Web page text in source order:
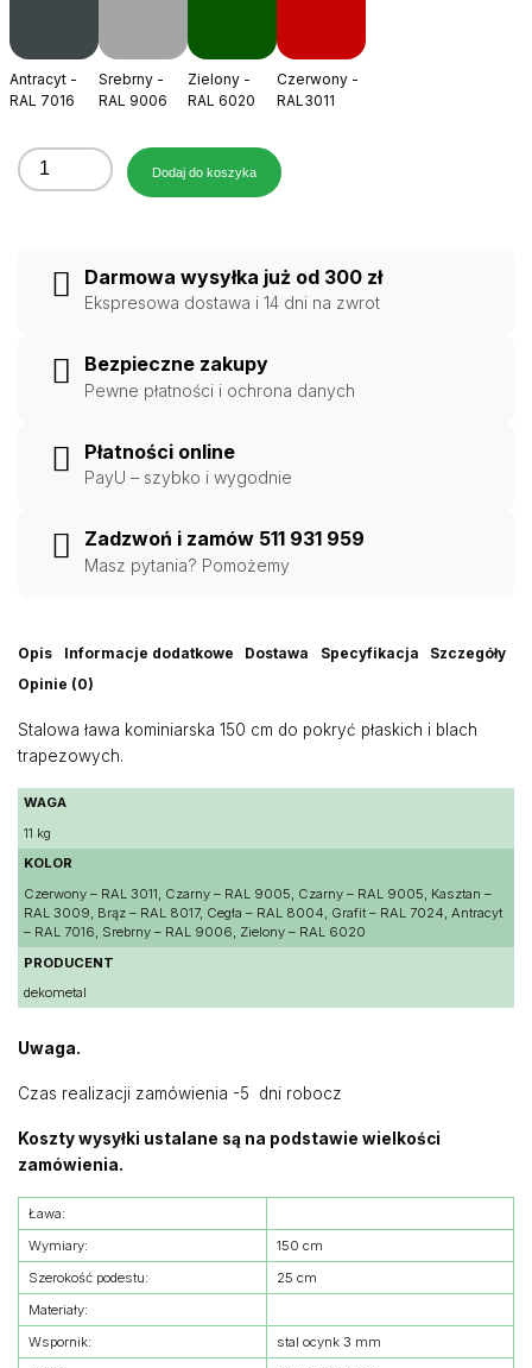
Antracyt -
RAL 7016
Srebrny -
RAL 9006
Zielony -
RAL 6020
Czerwony -
RAL3011
ilość
Komplet
pokryć
blach
Dodaj do koszyka
Darmowa wysyłka już od 300 zł
Ekspresowa dostawa i 14 dni na zwrot
Bezpieczne zakupy
Pewne płatności i ochrona danych
Płatności online
PayU – szybko i wygodnie
Zadzwoń i zamów 511 931 959
Masz pytania? Pomożemy
Opis Informacje dodatkowe Dostawa Specyfikacja
Szczegóły
Opinie (0)
Stalowa ława kominiarska 150 cm do pokryć płaskich i blach
trapezowych.
WAGA
11 kg
KOLOR
Czerwony – RAL 3011, Czarny – RAL 9005, Czarny – RAL 9005, Kasztan –
RAL 3009, Brąz – RAL 8017, Cegła – RAL 8004, Grafit – RAL 7024, Antracyt
– RAL 7016, Srebrny – RAL 9006, Zielony – RAL 6020
PRODUCENT
dekometal
Uwaga.
Czas realizacji zamówienia -5 dni robocz
Koszty wysyłki ustalane są na podstawie wielkości
zamówienia.
Ława:
Wymiary:
150 cm
Szerokość podestu:
25 cm
Materiały:
Wspornik:
stal ocynk 3 mm